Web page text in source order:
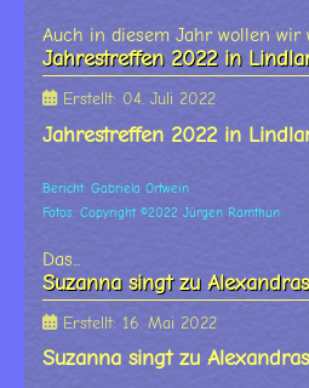
Auch in diesem Jahr wollen wir
Jahrestreffen 2022 in
Erstellt: 04. Juli 2022
Jahrestreffen 2022 in
Bericht: Gabriela Ortwein
Fotos: Copyright ©2022 Jürgen Ramthun
Das...
Suzanna singt zu
Erstellt: 16. Mai 2022
Suzanna singt zu